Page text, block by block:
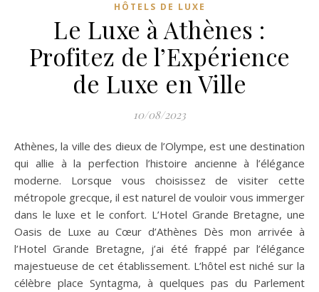
HÔTELS DE LUXE
Le Luxe à Athènes :
Profitez de l’Expérience
de Luxe en Ville
10/08/2023
Athènes, la ville des dieux de l’Olympe, est une destination
qui allie à la perfection l’histoire ancienne à l’élégance
moderne. Lorsque vous choisissez de visiter cette
métropole grecque, il est naturel de vouloir vous immerger
dans le luxe et le confort. L’Hotel Grande Bretagne, une
Oasis de Luxe au Cœur d’Athènes Dès mon arrivée à
l’Hotel Grande Bretagne, j’ai été frappé par l’élégance
majestueuse de cet établissement. L’hôtel est niché sur la
célèbre place Syntagma, à quelques pas du Parlement